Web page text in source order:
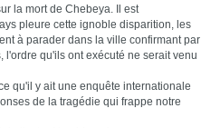
la mort de Chebeya. Il est
pleure cette ignoble disparition, les
à parader dans la ville confirmant par
qu'ils ont exécuté ne serait venu
qu'il y ait une enquête internationale
de la tragédie qui frappe notre